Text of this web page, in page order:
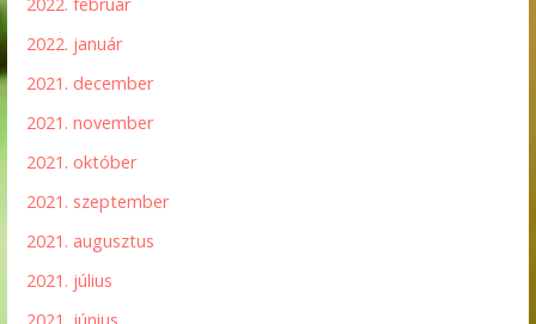
2022. január
2021. december
2021. november
2021. október
2021. szeptember
2021. augusztus
2021. július
2021. június